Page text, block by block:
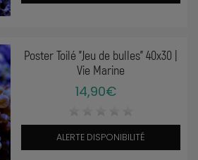
Poster Toilé "Jeu de bulles" 40x30 |
Vie Marine
14,90€
ALERTE DISPONIBILITÉ